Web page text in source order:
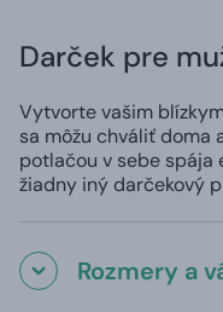
Darček pre
Vytvorte vašim
sa môžu chváliť doma
potlačou v sebe spája
žiadny iný darčekový
Rozmery a